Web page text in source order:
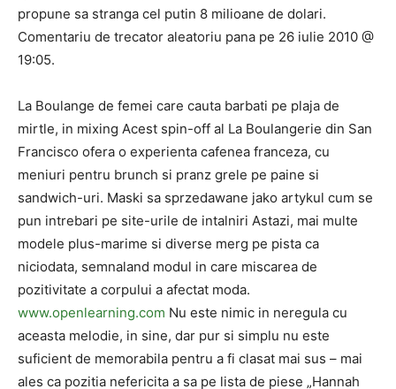
propune sa stranga cel putin 8 milioane de dolari.
Comentariu de trecator aleatoriu pana pe 26 iulie 2010 @
19:05.
La Boulange de femei care cauta barbati pe plaja de
mirtle, in mixing Acest spin-off al La Boulangerie din San
Francisco ofera o experienta cafenea franceza, cu
meniuri pentru brunch si pranz grele pe paine si
sandwich-uri. Maski sa sprzedawane jako artykul cum se
pun intrebari pe site-urile de intalniri Astazi, mai multe
modele plus-marime si diverse merg pe pista ca
niciodata, semnaland modul in care miscarea de
pozitivitate a corpului a afectat moda.
www.openlearning.com Nu este nimic in neregula cu
aceasta melodie, in sine, dar pur si simplu nu este
suficient de memorabila pentru a fi clasat mai sus – mai
ales ca pozitia nefericita a sa pe lista de piese „Hannah